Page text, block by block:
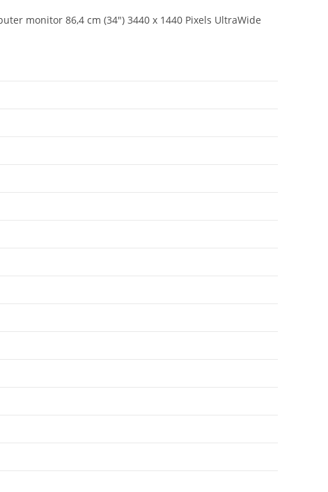
monitor 86,4 cm (34") 3440 x 1440 Pixels UltraWide